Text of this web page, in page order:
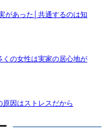
があった│共通するのは知
の女性は実家の居心地が
因はストレスだから